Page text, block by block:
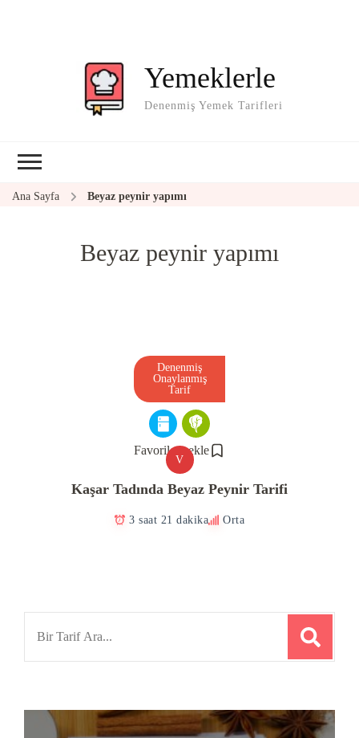
Yemeklerle
Denenmiş Yemek Tarifleri
Ana Sayfa Beyaz peynir yapımı
Beyaz peynir yapımı
Favorilere ekle
Denenmiş
Onaylanmış
Tarif
V
Kaşar Tadında Beyaz Peynir Tarifi
3 saat 21 dakika Orta